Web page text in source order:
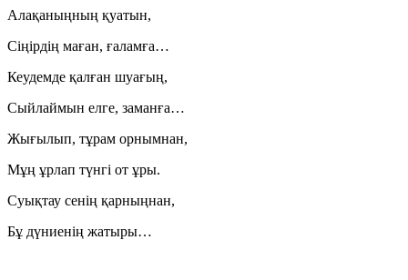
Алақаныңның қуатын,
Сіңірдің маған, ғаламға…
Кеудемде қалған шуағың,
Сыйлаймын елге, заманға…
Жығылып, тұрам орнымнан,
Мұң ұрлап түнгі от ұры.
Суықтау сенің қарныңнан,
Бұ дүниенің жатыры…